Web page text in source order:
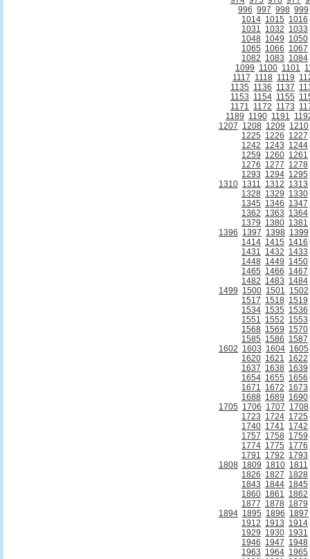
996 997 998 999
1014 1015 1016
1031 1032 1033
1048 1049 1050
1065 1066 1067
1082 1083 1084
1099 1100 1101
1117 1118 1119
1135 1136 1137
1153 1154 1155
1171 1172 1173
1189 1190 1191
1207 1208 1209 1210
1225 1226 1227
1242 1243 1244
1259 1260 1261
1276 1277 1278
1293 1294 1295
1310 1311 1312 1313
1328 1329 1330
1345 1346 1347
1362 1363 1364
1379 1380 1381
1396 1397 1398 1399
1414 1415 1416
1431 1432 1433
1448 1449 1450
1465 1466 1467
1482 1483 1484
1499 1500 1501 1502
1517 1518 1519
1534 1535 1536
1551 1552 1553
1568 1569 1570
1585 1586 1587
1602 1603 1604 1605
1620 1621 1622
1637 1638 1639
1654 1655 1656
1671 1672 1673
1688 1689 1690
1705 1706 1707 1708
1723 1724 1725
1740 1741 1742
1757 1758 1759
1774 1775 1776
1791 1792 1793
1808 1809 1810 1811
1826 1827 1828
1843 1844 1845
1860 1861 1862
1877 1878 1879
1894 1895 1896 1897
1912 1913 1914
1929 1930 1931
1946 1947 1948
1963 1964 1965